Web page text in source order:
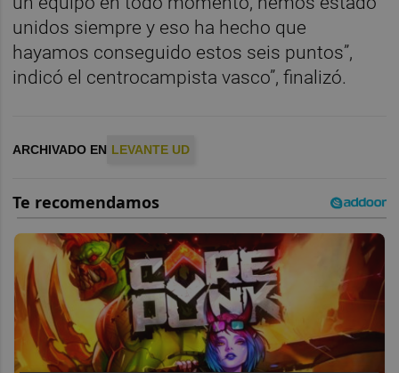
unidos siempre y eso ha hecho que
hayamos conseguido estos seis puntos”,
indicó el centrocampista vasco”, finalizó.
ARCHIVADO EN LEVANTE UD